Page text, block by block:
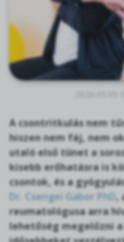
A csontritkulás nem
hiszen nem fáj, nem
utaló első tünet a
kisebb erőhatásra is
csontok, és a
Dr. Csengei Gábor PhD,
reumatológusa arra
lehetőség megelőzni